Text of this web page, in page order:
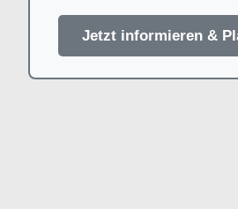
Jetzt informieren &